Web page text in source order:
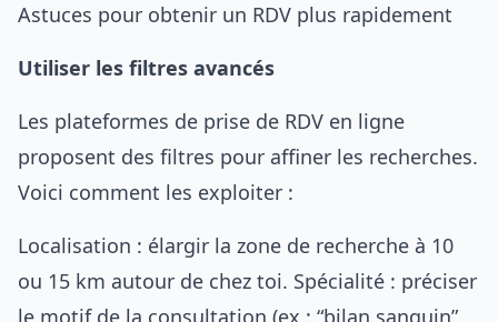
Astuces pour obtenir un RDV plus rapidement
Utiliser les filtres avancés
Les plateformes de prise de RDV en ligne
proposent des filtres pour affiner les recherches.
Voici comment les exploiter :
Localisation : élargir la zone de recherche à 10
ou 15 km autour de chez toi. Spécialité : préciser
le motif de la consultation (ex : “bilan sanguin”